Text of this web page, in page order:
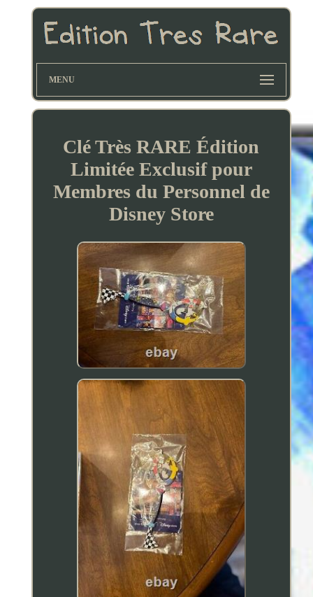
MENU
Clé Très RARE Édition
Limitée Exclusif pour
Membres du Personnel de
Disney Store